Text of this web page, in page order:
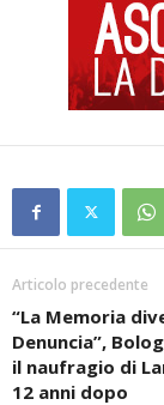
Articolo precedente
“La Memoria
Denuncia”,
il naufragio di
12 anni dopo